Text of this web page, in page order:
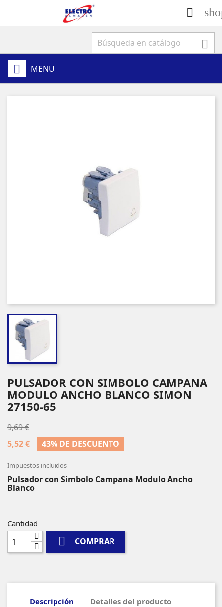


MENU
PULSADOR CON SIMBOLO CAMPANA
MODULO ANCHO BLANCO SIMON
27150-65
9,69 €
5,52 €
43% DE DESCUENTO
Impuestos incluidos
Pulsador con Simbolo Campana Modulo Ancho
Blanco
Cantidad
 COMPRAR
Descripción Detalles del producto